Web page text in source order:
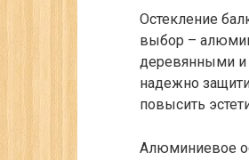
Остекление
выбор –
деревянными и
надежно
повысить
Алюминиевое